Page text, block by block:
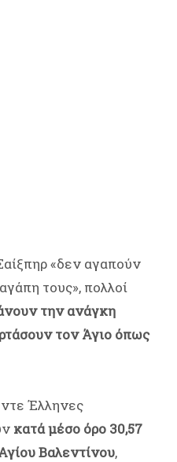
«δεν αγαπούν
τους», πολλοί
την ανάγκη
τον Άγιο όπως
Έλληνες
κατά μέσο όρο 30,57
Βαλεντίνου,